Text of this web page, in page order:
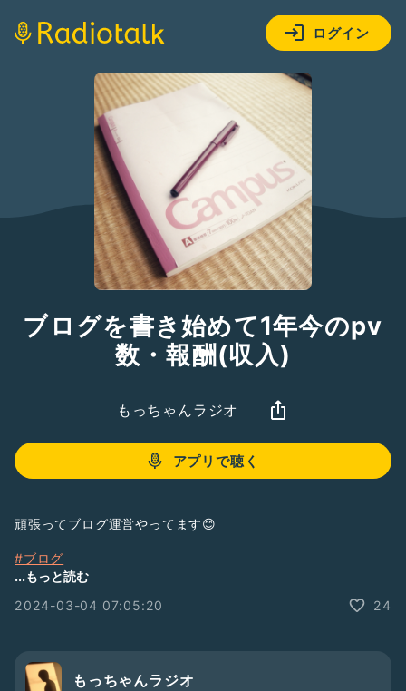
ログイン
ブログを書き始めて1年今のpv
数・報酬(収入)
もっちゃんラジオ
アプリで聴く
頑張ってブログ運営やってます😊
#ブログ
#副業
#収入
...もっと読む
2024-03-04 07:05:20
24
もっちゃんラジオ